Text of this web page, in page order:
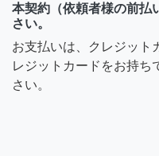
本契約（依頼者様の前払
さい。
お支払いは、クレジット
レジットカードをお持ち
さい。